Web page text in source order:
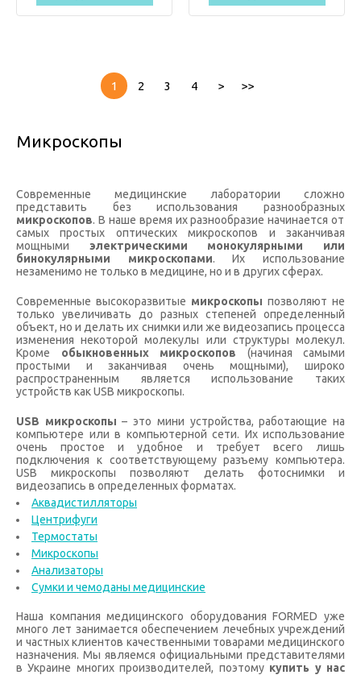
1 2 3 4 > >>
Микроскопы
Современные медицинские лаборатории сложно
представить без использования разнообразных
микроскопов. В наше время их разнообразие начинается от
самых простых оптических микроскопов и заканчивая
мощными электрическими монокулярными или
бинокулярными микроскопами. Их использование
незаменимо не только в медицине, но и в других сферах.
Современные высокоразвитые микроскопы позволяют не
только увеличивать до разных степеней определенный
объект, но и делать их снимки или же видеозапись процесса
изменения некоторой молекулы или структуры молекул.
Кроме обыкновенных микроскопов (начиная самыми
простыми и заканчивая очень мощными), широко
распространенным является использование таких
устройств как USB микроскопы.
USB микроскопы – это мини устройства, работающие на
компьютере или в компьютерной сети. Их использование
очень простое и удобное и требует всего лишь
подключения к соответствующему разъему компьютера.
USB микроскопы позволяют делать фотоснимки и
видеозапись в определенных форматах.
Аквадистилляторы
Центрифуги
Термостаты
Микроскопы
Анализаторы
Сумки и чемоданы медицинские
Наша компания медицинского оборудования FORMED уже
много лет занимается обеспечением лечебных учреждений
и частных клиентов качественными товарами медицинского
назначения. Мы являемся официальными представителями
в Украине многих производителей, поэтому купить у нас